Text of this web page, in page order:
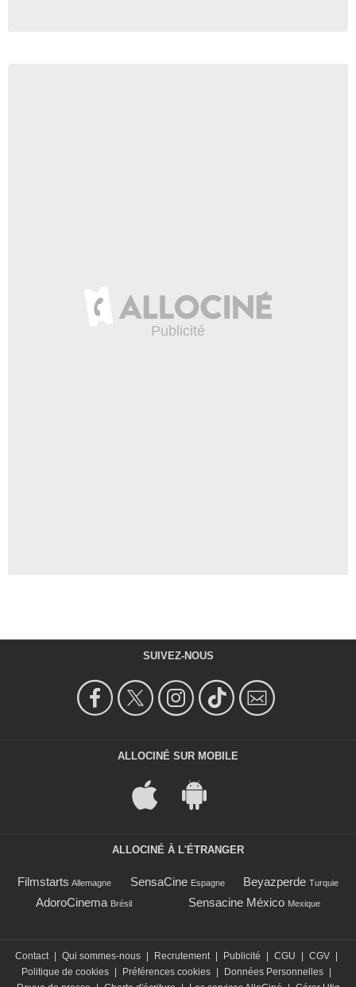
SUIVEZ-NOUS
ALLOCINÉ SUR MOBILE
ALLOCINÉ À L'ÉTRANGER
Filmstarts Allemagne SensaCine Espagne Beyazperde Turquie
AdoroCinema Brésil Sensacine México Mexique
Contact | Qui sommes-nous | Recrutement | Publicité | CGU | CGV |
Politique de cookies | Préférences cookies | Données Personnelles |